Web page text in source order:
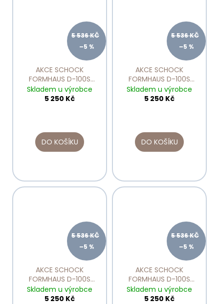
5 536 KČ
–5 %
AKCE SCHOCK
FORMHAUS D-100S
Asphalt
Skladem u výrobce
5 250 Kč
DO KOŠÍKU
5 536 KČ
–5 %
AKCE SCHOCK
FORMHAUS D-100S
Croma
Skladem u výrobce
5 250 Kč
DO KOŠÍKU
5 536 KČ
–5 %
AKCE SCHOCK
FORMHAUS D-100S
Nero
Skladem u výrobce
5 250 Kč
5 536 KČ
–5 %
AKCE SCHOCK
FORMHAUS D-100S
Onyx
Skladem u výrobce
5 250 Kč